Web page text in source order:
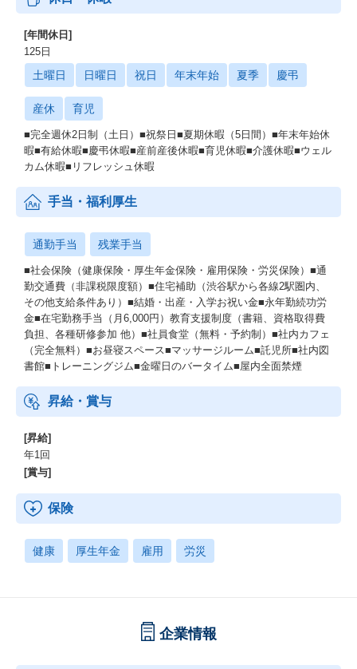
[年間休日]
125日
土曜日 日曜日 祝日 年末年始 夏季 慶弔
産休 育児
■完全週休2日制（土日）■祝祭日■夏期休暇（5日間）■年末年始休
暇■有給休暇■慶弔休暇■産前産後休暇■育児休暇■介護休暇■ウェル
カム休暇■リフレッシュ休暇
手当・福利厚生
通勤手当 残業手当
■社会保険（健康保険・厚生年金保険・雇用保険・労災保険）■通
勤交通費（非課税限度額）■住宅補助（渋谷駅から各線2駅圏内、
その他支給条件あり）■結婚・出産・入学お祝い金■永年勤続功労
金■在宅勤務手当（月6,000円）教育支援制度（書籍、資格取得費
負担、各種研修参加 他）■社員食堂（無料・予約制）■社内カフェ
（完全無料）■お昼寝スペース■マッサージルーム■託児所■社内図
書館■トレーニングジム■金曜日のバータイム■屋内全面禁煙
昇給・賞与
[昇給]
年1回
[賞与]
保険
健康 厚生年金 雇用 労災
企業情報